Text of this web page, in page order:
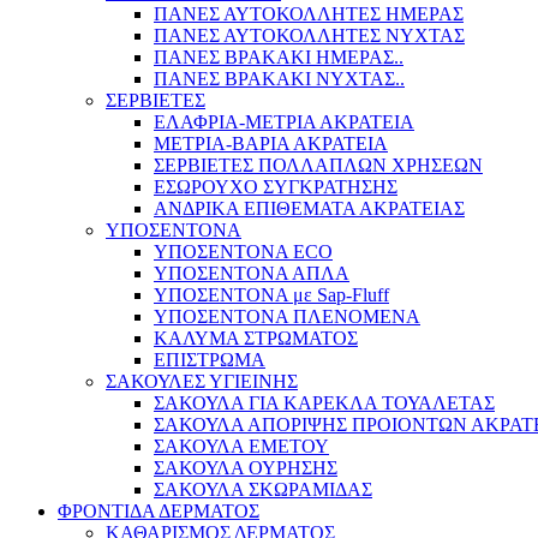
ΠΑΝΕΣ ΑΥΤΟΚΟΛΛΗΤΕΣ ΗΜΕΡΑΣ
ΠΑΝΕΣ ΑΥΤΟΚΟΛΛΗΤΕΣ ΝΥΧΤΑΣ
ΠΑΝΕΣ ΒΡΑΚΑΚΙ ΗΜΕΡΑΣ..
ΠΑΝΕΣ ΒΡΑΚΑΚΙ ΝΥΧΤΑΣ..
ΣΕΡΒΙΕΤΕΣ
ΕΛΑΦΡΙΑ-ΜΕΤΡΙΑ ΑΚΡΑΤΕΙΑ
ΜΕΤΡΙΑ-ΒΑΡΙΑ ΑΚΡΑΤΕΙΑ
ΣΕΡΒΙΕΤΕΣ ΠΟΛΛΑΠΛΩΝ ΧΡΗΣΕΩΝ
ΕΣΩΡΟΥΧΟ ΣΥΓΚΡΑΤΗΣΗΣ
ΑΝΔΡΙΚΑ ΕΠΙΘΕΜΑΤΑ ΑΚΡΑΤΕΙΑΣ
ΥΠΟΣΕΝΤΟΝΑ
ΥΠΟΣΕΝΤΟΝΑ ECO
ΥΠΟΣΕΝΤΟΝΑ ΑΠΛΑ
ΥΠΟΣΕΝΤΟΝΑ με Sap-Fluff
ΥΠΟΣΕΝΤΟΝΑ ΠΛΕΝΟΜΕΝΑ
ΚΑΛΥΜΑ ΣΤΡΩΜΑΤΟΣ
ΕΠΙΣΤΡΩΜΑ
ΣΑΚΟΥΛΕΣ ΥΓΙΕΙΝΗΣ
ΣΑΚΟΥΛΑ ΓΙΑ ΚΑΡΕΚΛΑ ΤΟΥΑΛΕΤΑΣ
ΣΑΚΟΥΛΑ ΑΠΟΡΙΨΗΣ ΠΡΟΙΟΝΤΩΝ
ΣΑΚΟΥΛΑ ΕΜΕΤΟΥ
ΣΑΚΟΥΛΑ ΟΥΡΗΣΗΣ
ΣΑΚΟΥΛΑ ΣΚΩΡΑΜΙΔΑΣ
ΦΡΟΝΤΙΔΑ ΔΕΡΜΑΤΟΣ
ΚΑΘΑΡΙΣΜΟΣ ΔΕΡΜΑΤΟΣ